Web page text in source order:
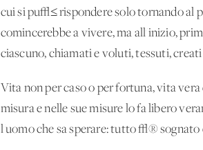
cui si pu√≤ rispondere solo tornando al
comincerebbe a vivere, ma all'inizio,
ciascuno, chiamati e voluti, tessuti,
Vita non per caso o per fortuna, vita
misura e nelle sue misure lo fa libero
l'uomo che sa sperare: tutto √®